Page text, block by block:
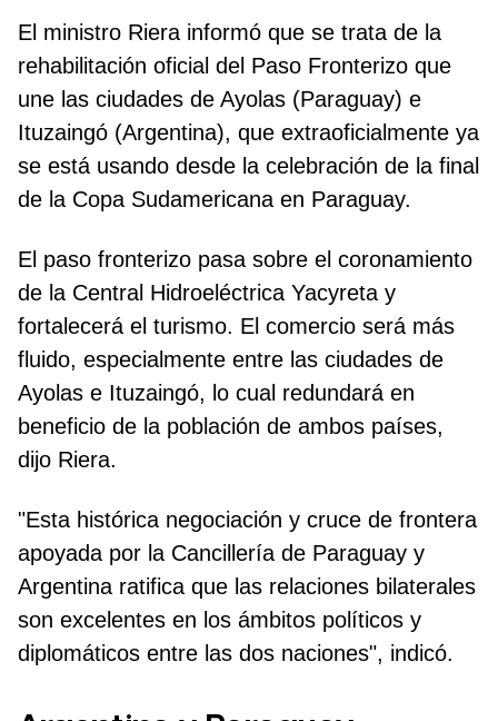
El ministro Riera informó que se trata de la
rehabilitación oficial del Paso Fronterizo que
une las ciudades de Ayolas (Paraguay) e
Ituzaingó (Argentina), que extraoficialmente ya
se está usando desde la celebración de la final
de la Copa Sudamericana en Paraguay.
El paso fronterizo pasa sobre el coronamiento
de la Central Hidroeléctrica Yacyreta y
fortalecerá el turismo. El comercio será más
fluido, especialmente entre las ciudades de
Ayolas e Ituzaingó, lo cual redundará en
beneficio de la población de ambos países,
dijo Riera.
"Esta histórica negociación y cruce de frontera
apoyada por la Cancillería de Paraguay y
Argentina ratifica que las relaciones bilaterales
son excelentes en los ámbitos políticos y
diplomáticos entre las dos naciones", indicó.